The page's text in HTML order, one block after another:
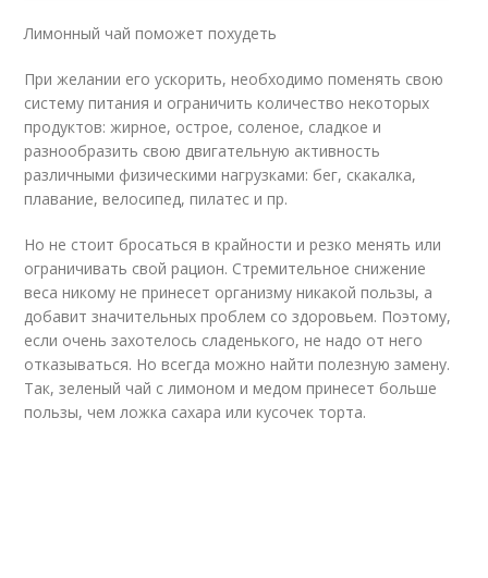
Лимонный чай поможет похудеть
При желании его ускорить, необходимо поменять свою
систему питания и ограничить количество некоторых
продуктов: жирное, острое, соленое, сладкое и
разнообразить свою двигательную активность
различными физическими нагрузками: бег, скакалка,
плавание, велосипед, пилатес и пр.
Но не стоит бросаться в крайности и резко менять или
ограничивать свой рацион. Стремительное снижение
веса никому не принесет организму никакой пользы, а
добавит значительных проблем со здоровьем. Поэтому,
если очень захотелось сладенького, не надо от него
отказываться. Но всегда можно найти полезную замену.
Так, зеленый чай с лимоном и медом принесет больше
пользы, чем ложка сахара или кусочек торта.